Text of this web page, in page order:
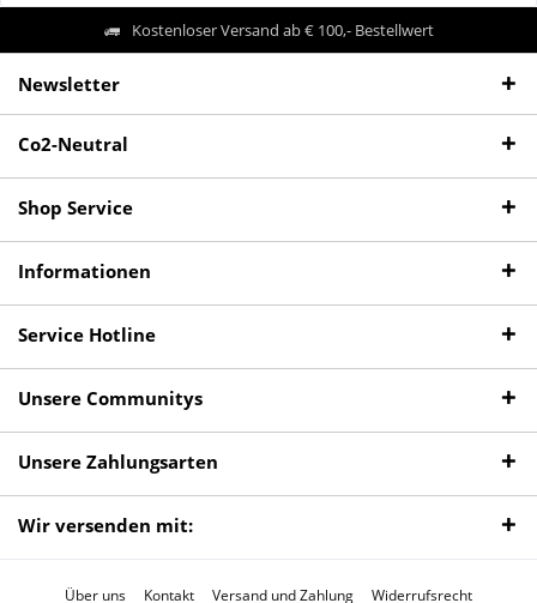
Kostenloser Versand ab € 100,- Bestellwert
Newsletter
Co2-Neutral
Shop Service
Informationen
Service Hotline
Unsere Communitys
Unsere Zahlungsarten
Wir versenden mit:
Über uns Kontakt Versand und Zahlung Widerrufsrecht